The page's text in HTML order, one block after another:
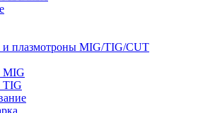
и плазмотроны MIG/TIG/CUT
MIG
TIG